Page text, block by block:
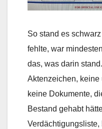
So stand es
fehlte, war
das, was darin
Aktenzeichen, keine
keine Dokumente,
Bestand gehabt
Verdächtigungsliste,